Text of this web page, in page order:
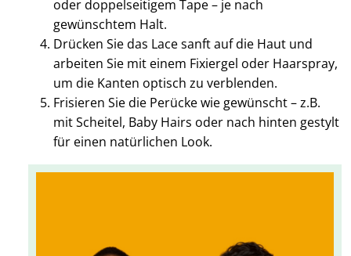
oder doppelseitigem Tape – je nach
gewünschtem Halt.
Drücken Sie das Lace sanft auf die Haut und
arbeiten Sie mit einem Fixiergel oder Haarspray,
um die Kanten optisch zu verblenden.
Frisieren Sie die Perücke wie gewünscht – z.B.
mit Scheitel, Baby Hairs oder nach hinten gestylt
für einen natürlichen Look.